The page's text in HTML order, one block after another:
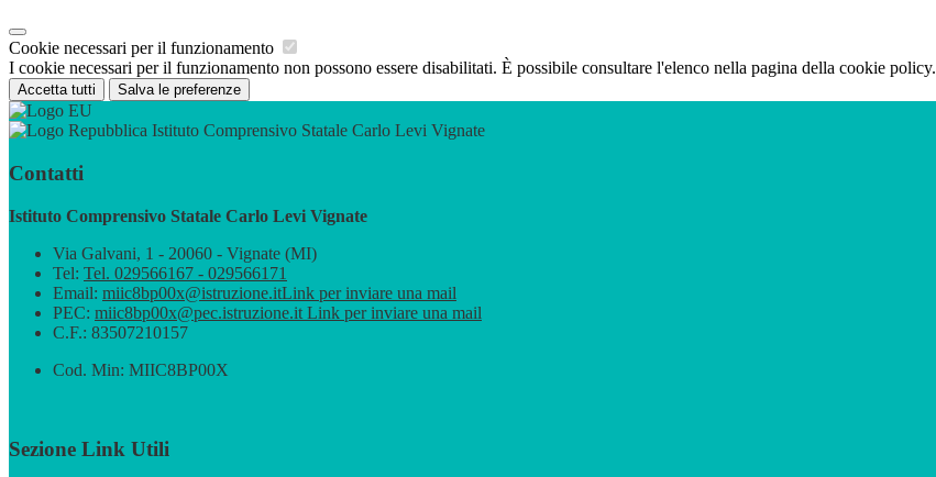
Cookie necessari per il funzionamento
I cookie necessari per il funzionamento non possono essere disabilitati. È possibile consultare l'elenco nella pagina della cookie policy.
Accetta tutti Salva le preferenze
Istituto Comprensivo Statale Carlo Levi Vignate
Contatti
Istituto Comprensivo Statale Carlo Levi Vignate
Via Galvani, 1 - 20060 - Vignate (MI)
Tel: Tel. 029566167 - 029566171
Email: miic8bp00x@istruzione.itLink per inviare una mail
PEC: miic8bp00x@pec.istruzione.it Link per inviare una mail
C.F.: 83507210157
Cod. Min: MIIC8BP00X
Sezione Link Utili